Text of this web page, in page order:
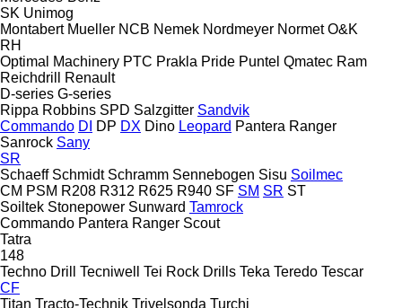
SK Unimog
Montabert Mueller NCB Nemek Nordmeyer Normet O&K
RH
Optimal Machinery PTC Prakla Pride Puntel Qmatec Ram
Reichdrill
Renault
D-series G-series
Rippa Robbins SPD Salzgitter Sandvik
Commando DI DP DX Dino Leopard Pantera Ranger
Sanrock Sany
SR
Schaeff Schmidt Schramm Sennebogen Sisu Soilmec
CM PSM R208 R312 R625 R940 SF SM SR ST
Soiltek Stonepower Sunward Tamrock
Commando Pantera Ranger Scout
Tatra
148
Techno Drill
Tecniwell Tei Rock Drills Teka Teredo Tescar
CF
Titan Tracto-Technik Trivelsonda Turchi